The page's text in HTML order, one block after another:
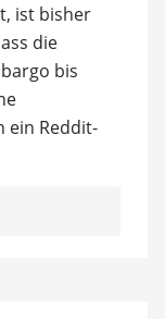
ist bisher
die
bis
ein Reddit-